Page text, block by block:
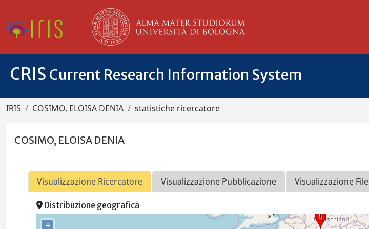
CRIS Current Research Information System
IRIS COSIMO, ELOISA DENIA statistiche ricercatore
COSIMO, ELOISA DENIA
Visualizzazione Ricercatore Visualizzazione Pubblicazione Visualizzazione File
Distribuzione geografica
+